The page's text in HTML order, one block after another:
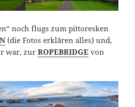
noch flugs zum pittoresken
(die Fotos erklären alles) und,
war, zurROPEBRIDGE von